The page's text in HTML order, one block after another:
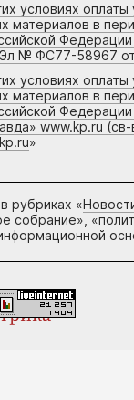
условиях
материалов в
№ ФС77-58967 от
условиях
материалов в
www.kp.ru
»
рубриках «
собрание»,